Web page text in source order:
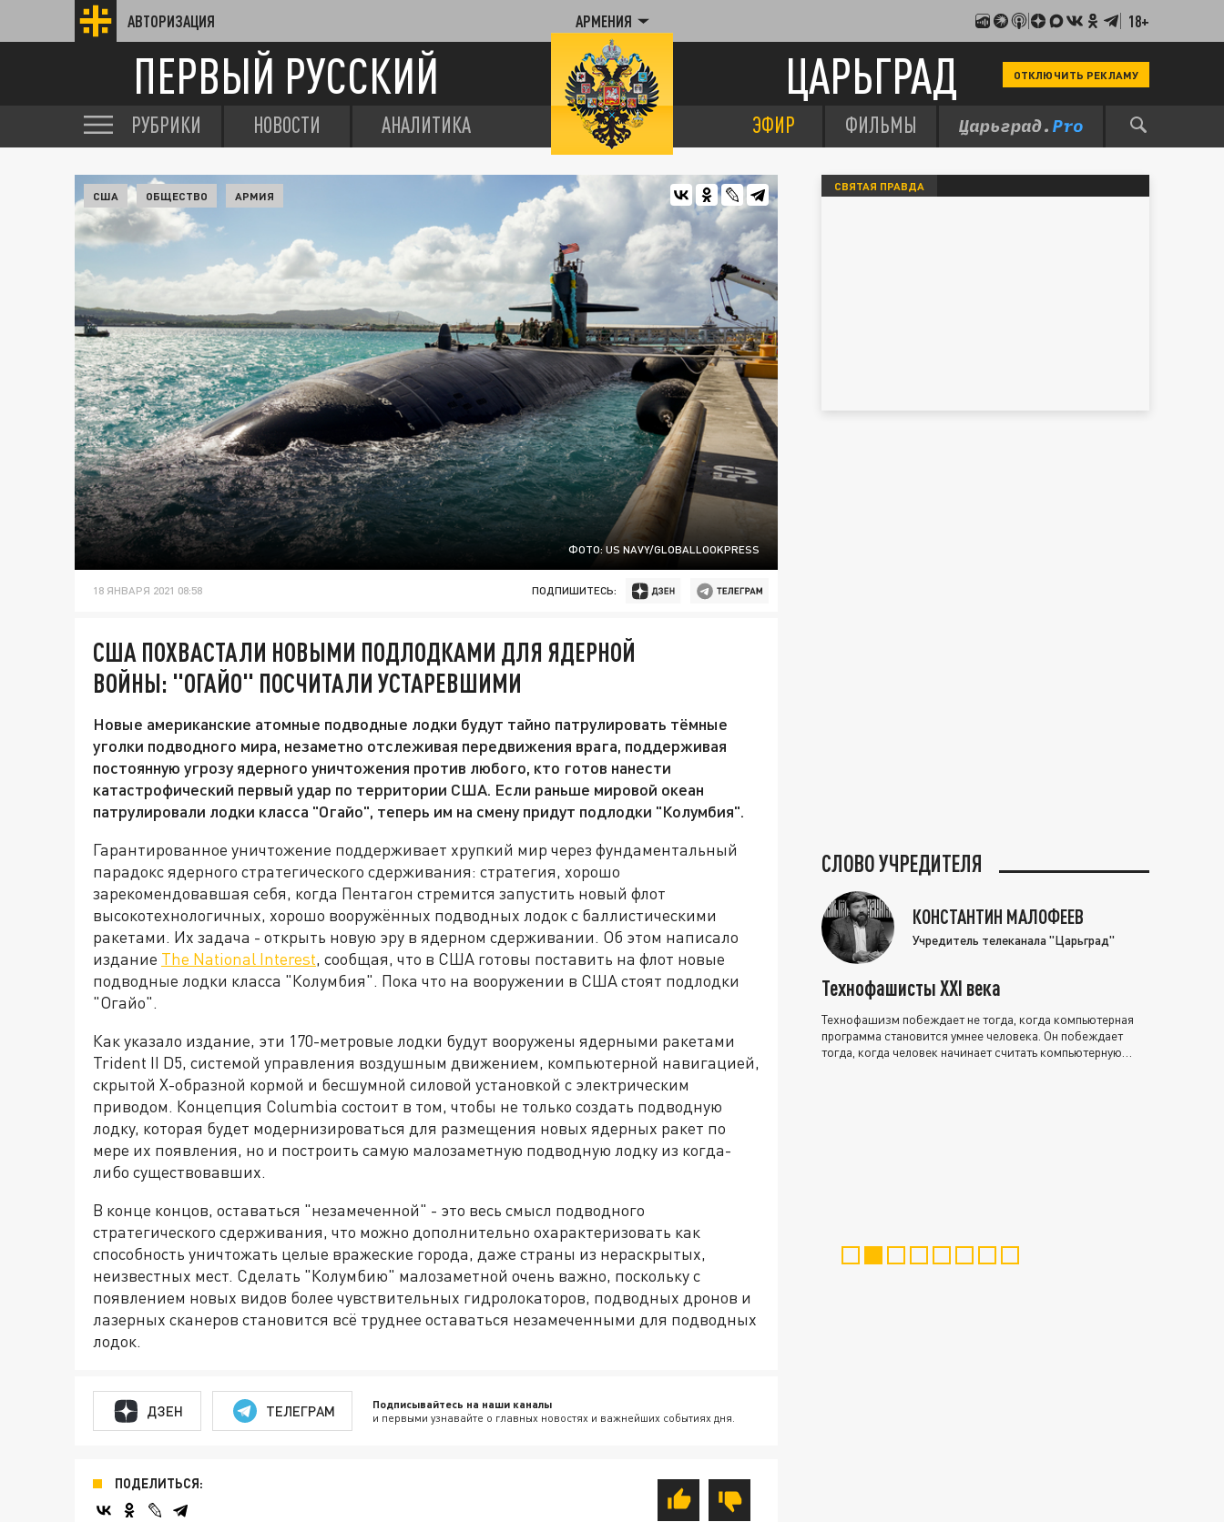
АВТОРИЗАЦИЯ АРМЕНИЯ 18+
ПЕРВЫЙ РУССКИЙ ЦАРЬГРАД ОТКЛЮЧИТЬ РЕКЛАМУ
РУБРИКИ НОВОСТИ АНАЛИТИКА ЭФИР ФИЛЬМЫ
ФОТО: US NAVY/GLOBALLOOKPRESS
США ОБЩЕСТВО АРМИЯ
18 ЯНВАРЯ 2021 08:58 ПОДПИШИТЕСЬ:
США ПОХВАСТАЛИ НОВЫМИ ПОДЛОДКАМИ ДЛЯ ЯДЕРНОЙ
ВОЙНЫ: "ОГАЙО" ПОСЧИТАЛИ УСТАРЕВШИМИ
Новые американские атомные подводные лодки будут тайно патрулировать тёмные
уголки подводного мира, незаметно отслеживая передвижения врага, поддерживая
постоянную угрозу ядерного уничтожения против любого, кто готов нанести
катастрофический первый удар по территории США. Если раньше мировой океан
патрулировали лодки класса "Огайо", теперь им на смену придут подлодки "Колумбия".
Гарантированное уничтожение поддерживает хрупкий мир через фундаментальный
парадокс ядерного стратегического сдерживания: стратегия, хорошо
зарекомендовавшая себя, когда Пентагон стремится запустить новый флот
высокотехнологичных, хорошо вооружённых подводных лодок с баллистическими
ракетами. Их задача - открыть новую эру в ядерном сдерживании. Об этом написало
издание The National Interest, сообщая, что в США готовы поставить на флот новые
подводные лодки класса "Колумбия". Пока что на вооружении в США стоят подлодки
"Огайо".
Как указало издание, эти 170-метровые лодки будут вооружены ядерными ракетами
Trident II D5, системой управления воздушным движением, компьютерной навигацией,
скрытой X-образной кормой и бесшумной силовой установкой с электрическим
приводом. Концепция Columbia состоит в том, чтобы не только создать подводную
лодку, которая будет модернизироваться для размещения новых ядерных ракет по
мере их появления, но и построить самую малозаметную подводную лодку из когда-
либо существовавших.
В конце концов, оставаться "незамеченной" - это весь смысл подводного
стратегического сдерживания, что можно дополнительно охарактеризовать как
способность уничтожать целые вражеские города, даже страны из нераскрытых,
неизвестных мест. Сделать "Колумбию" малозаметной очень важно, поскольку с
появлением новых видов более чувствительных гидролокаторов, подводных дронов и
лазерных сканеров становится всё труднее оставаться незамеченными для подводных
лодок.
ДЗЕН ТЕЛЕГРАМ Подписывайтесь на наши каналы
и первыми узнавайте о главных новостях и важнейших событиях дня.
ПОДЕЛИТЬСЯ:
СВЯТАЯ ПРАВДА
СЛОВО УЧРЕДИТЕЛЯ
КОНСТАНТИН МАЛОФЕЕВ
Учредитель телеканала "Царьград"
Технофашисты XXI века
Технофашизм побеждает не тогда, когда компьютерная
программа становится умнее человека. Он побеждает
тогда, когда человек начинает считать компьютерную